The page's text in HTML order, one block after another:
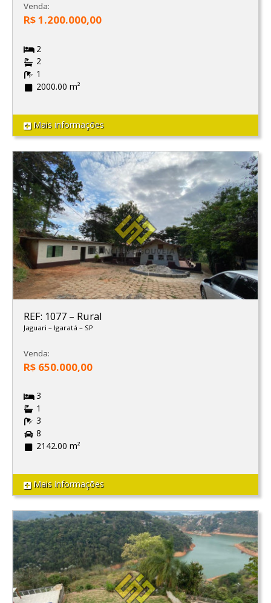
Venda:
R$ 1.200.000,00
2
2
1
2000.00 m²
Mais informações
REF: 1077 – Rural
Jaguari – Igaratá – SP
Venda:
R$ 650.000,00
3
1
3
8
2142.00 m²
Mais informações